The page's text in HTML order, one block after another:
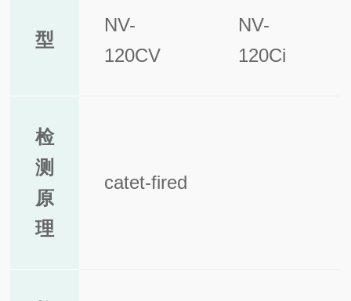
型
NV-
120CV
NV-
120Ci
检
测
原
理
catet-fired